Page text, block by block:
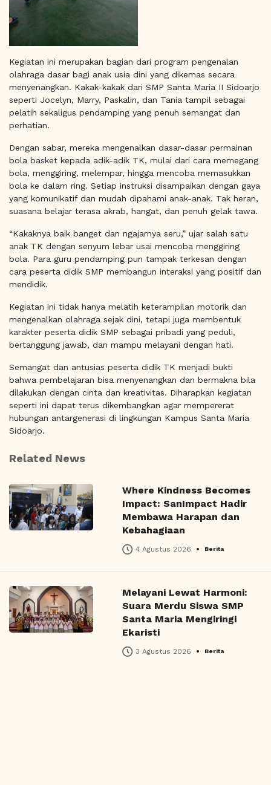
Kegiatan ini merupakan bagian dari program pengenalan
olahraga dasar bagi anak usia dini yang dikemas secara
menyenangkan. Kakak-kakak dari SMP Santa Maria II Sidoarjo
seperti Jocelyn, Marry, Paskalin, dan Tania tampil sebagai
pelatih sekaligus pendamping yang penuh semangat dan
perhatian.
Dengan sabar, mereka mengenalkan dasar-dasar permainan
bola basket kepada adik-adik TK, mulai dari cara memegang
bola, menggiring, melempar, hingga mencoba memasukkan
bola ke dalam ring. Setiap instruksi disampaikan dengan gaya
yang komunikatif dan mudah dipahami anak-anak. Tak heran,
suasana belajar terasa akrab, hangat, dan penuh gelak tawa.
“Kakaknya baik banget dan ngajarnya seru,” ujar salah satu
anak TK dengan senyum lebar usai mencoba menggiring
bola. Para guru pendamping pun tampak terkesan dengan
cara peserta didik SMP membangun interaksi yang positif dan
mendidik.
Kegiatan ini tidak hanya melatih keterampilan motorik dan
mengenalkan olahraga sejak dini, tetapi juga membentuk
karakter peserta didik SMP sebagai pribadi yang peduli,
bertanggung jawab, dan mampu melayani dengan hati.
Semangat dan antusias peserta didik TK menjadi bukti
bahwa pembelajaran bisa menyenangkan dan bermakna bila
dilakukan dengan cinta dan kreativitas. Diharapkan kegiatan
seperti ini dapat terus dikembangkan agar mempererat
hubungan antargenerasi di lingkungan Kampus Santa Maria
Sidoarjo.
Related News
Where Kindness Becomes
Impact: SanImpact Hadir
Membawa Harapan dan
Kebahagiaan
4 Agustus 2026 • Berita
Melayani Lewat Harmoni:
Suara Merdu Siswa SMP
Santa Maria Mengiringi
Ekaristi
3 Agustus 2026 • Berita